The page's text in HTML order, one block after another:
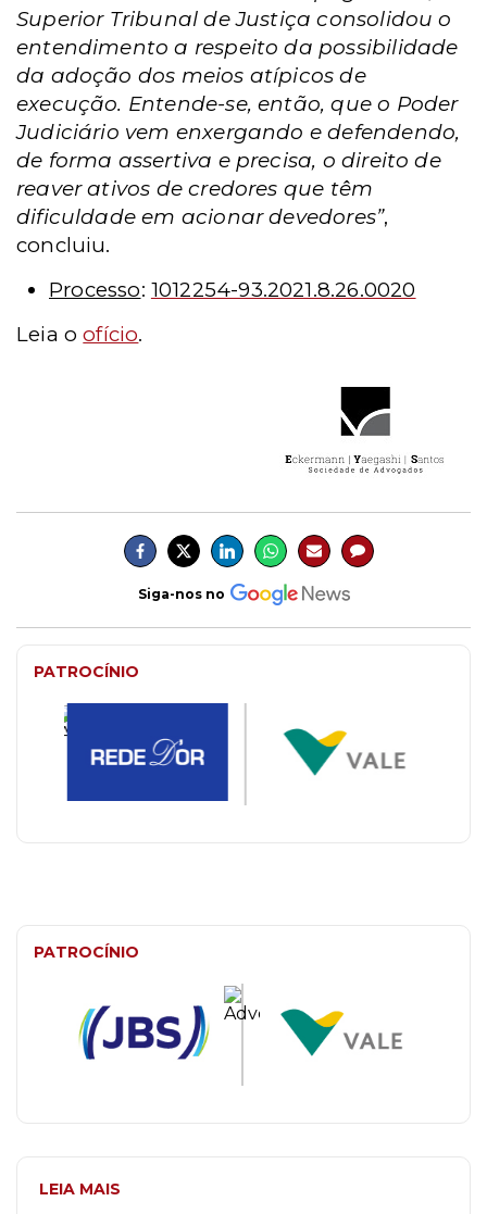
Superior Tribunal de Justiça consolidou o
entendimento a respeito da possibilidade
da adoção dos meios atípicos de
execução. Entende-se, então, que o Poder
Judiciário vem enxergando e defendendo,
de forma assertiva e precisa, o direito de
reaver ativos de credores que têm
dificuldade em acionar devedores”,
concluiu.
Processo: 1012254-93.2021.8.26.0020
Leia oofício.
Siga-nos no
PATROCÍNIO
PATROCÍNIO
LEIA MAIS